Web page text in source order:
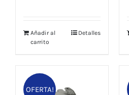
Añadir al
carrito
Detalles
OFERTA!